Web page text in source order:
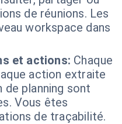
de réunions. Les
workspace dans
et actions: Chaque
action extraite
planning sont
Vous êtes
de traçabilité.